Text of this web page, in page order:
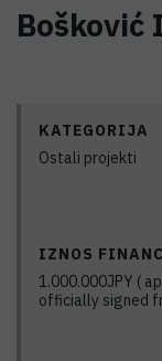
KATEGORIJA
Ostali projekti
IZNOS
1.000.000JPY (
officially signed